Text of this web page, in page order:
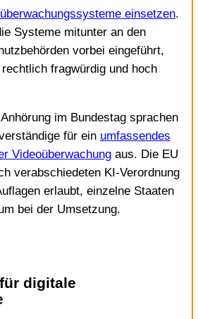
einsetzen.
Systeme mitunter an den
vorbei eingeführt,
fragwürdig und hoch
im Bundestag sprachen
für ein umfassendes
Videoüberwachung aus. Die EU
verabschiedeten KI-Verordnung
erlaubt, einzelne Staaten
bei der Umsetzung.
digitale